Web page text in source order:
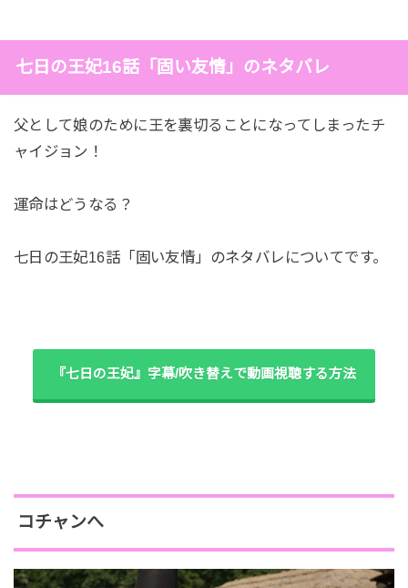
七日の王妃16話「固い友情」のネタバレ
父として娘のために王を裏切ることになってしまったチ
ャイジョン！
運命はどうなる？
七日の王妃16話「固い友情」のネタバレについてです。
『七日の王妃』字幕/吹き替えで動画視聴する方法
コチャンへ